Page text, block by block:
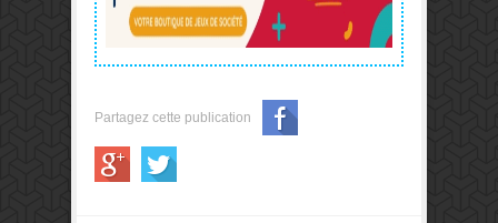
Partagez cette publication